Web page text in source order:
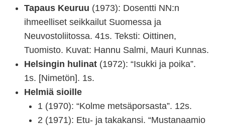
Tapaus Keuruu (1973): Dosentti NN:n
ihmeelliset seikkailut Suomessa ja
Neuvostoliitossa. 41s. Teksti: Oittinen,
Tuomisto. Kuvat: Hannu Salmi, Mauri Kunnas.
Helsingin hulinat (1972): “Isukki ja poika”.
1s. [Nimetön]. 1s.
Helmiä sioille
1 (1970): “Kolme metsäporsasta”. 12s.
2 (1971): Etu- ja takakansi. “Mustanaamio